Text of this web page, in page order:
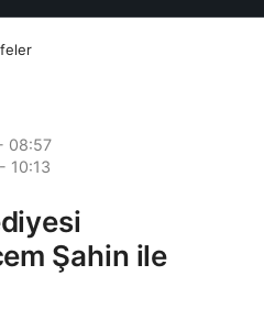
08:57
10:13
Şahin ile